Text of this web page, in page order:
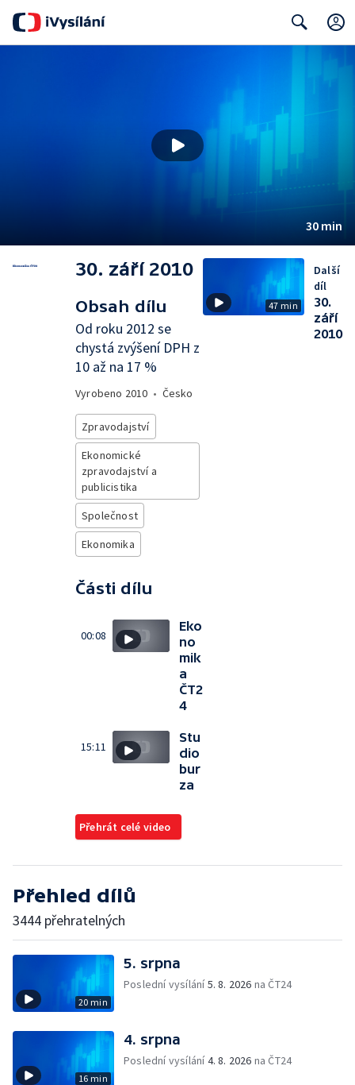
30 min
30. září 2010
Obsah dílu
Od roku 2012 se
chystá zvýšení DPH z
10 až na 17 %
Vyrobeno 2010 • Česko
Zpravodajství
Ekonomické
zpravodajství a
publicistika
Společnost
Ekonomika
Části dílu
00:08
Eko
no
mik
a
ČT2
4
15:11
Stu
dio
bur
za
Přehrát celé video
47 min
Další
díl
30.
září
2010
Přehled dílů
3444 přehratelných
20 min
5. srpna
Poslední vysílání5. 8. 2026 na ČT24
16 min
4. srpna
Poslední vysílání4. 8. 2026 na ČT24